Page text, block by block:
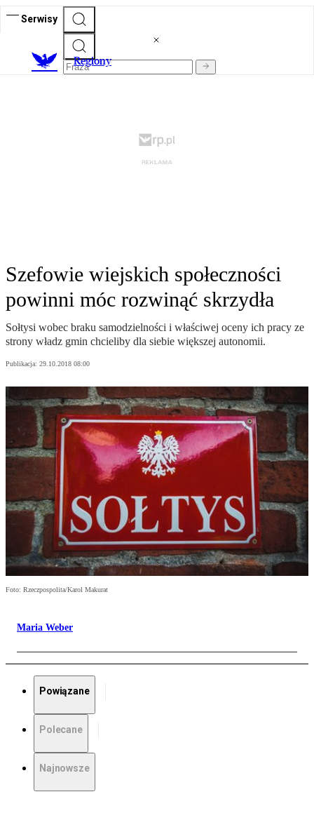
Serwisy
Regiony
Szefowie wiejskich społeczności
powinni móc rozwinąć skrzydła
Sołtysi wobec braku samodzielności i właściwej oceny ich pracy ze
strony władz gmin chcieliby dla siebie większej autonomii.
Publikacja: 29.10.2018 08:00
Foto: Rzeczpospolita/Karol Makurat
Maria Weber
Powiązane
Polecane
Najnowsze